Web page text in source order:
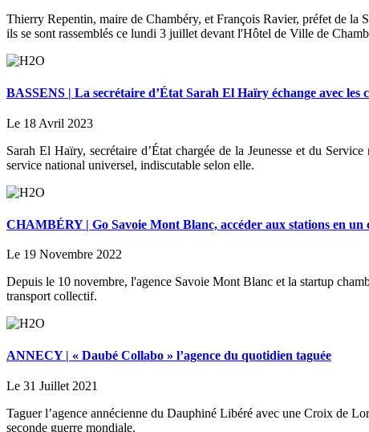
Thierry Repentin, maire de Chambéry, et François Ravier, préfet de la
ils se sont rassemblés ce lundi 3 juillet devant l'Hôtel de Ville de
BASSENS | La secrétaire d’État Sarah El Haïry échange avec les
Le 18 Avril 2023
Sarah El Haïry, secrétaire d’État chargée de la Jeunesse et du
service national universel, indiscutable selon elle.
CHAMBÉRY | Go Savoie Mont Blanc, accéder aux stations en un
Le 19 Novembre 2022
Depuis le 10 novembre, l'agence Savoie Mont Blanc et la startup
transport collectif.
ANNECY | « Daubé Collabo » l’agence du quotidien taguée
Le 31 Juillet 2021
Taguer l’agence annécienne du Dauphiné Libéré avec une Croix de
seconde guerre mondiale.